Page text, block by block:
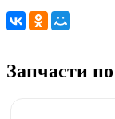
Запчасти